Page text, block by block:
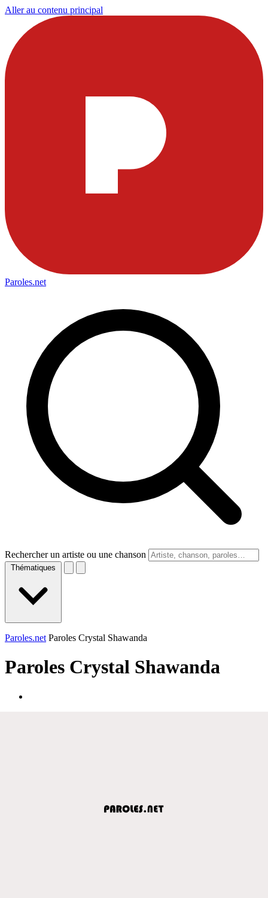
Aller au contenu principal
Paroles.net
Rechercher un artiste ou une chanson
Thématiques
Paroles.net Paroles Crystal Shawanda
Paroles Crystal Shawanda